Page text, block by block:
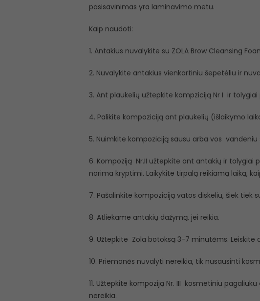
pasisavinimas yra laminavimo metu.
Kaip naudoti:
1. Antakius nuvalykite su ZOLA Brow Cleansing
2. Nuvalykite antakius vienkartiniu šepetėliu ir
3. Ant plaukelių užtepkite kompziciją Nr I ir
4. Palikite kompoziciją ant plaukelių (išlaikymo
5. Nuimkite kompoziciją sausu arba vos vandeniu
6. Kompoziją Nr.II užtepkite ant antakių ir tolygiai
norima kryptimi. Laikykite tirpalą reikiamą laiką,
7. Pašalinkite kompoziciją vatos diskeliu, šiek tiek
8. Atliekame antakių dažymą, jei reikia.
9. Užtepkite Zola botoksą 3-7 minutėms.
10. Priemonės nuvalyti nereikia, tik nusausinti
11. Užtepkite kompoziją Nr. III kosmetiniu
nereikia.